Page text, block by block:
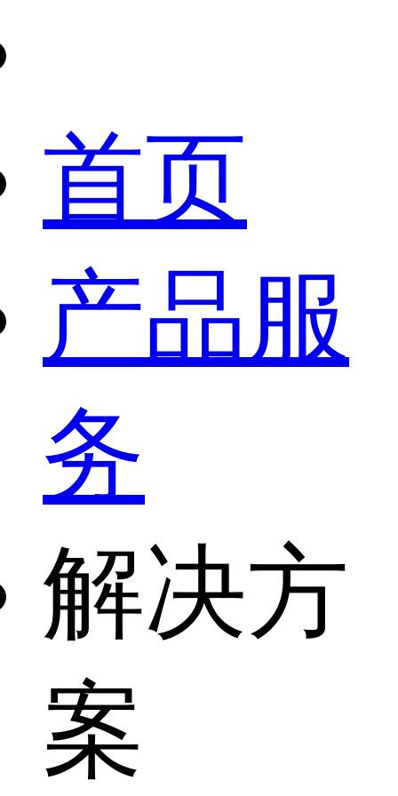
首页
产品服
务
解决方
案